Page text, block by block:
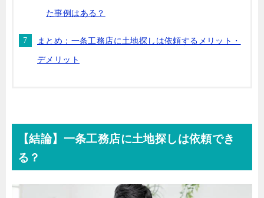
た事例はある？
まとめ：一条工務店に土地探しは依頼するメリット・
デメリット
【結論】一条工務店に土地探しは依頼でき
る？